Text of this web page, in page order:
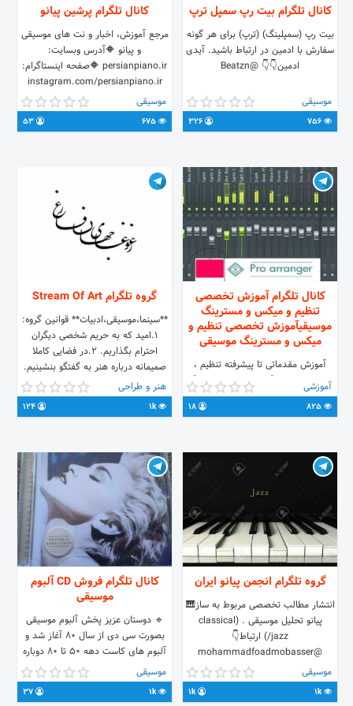
کانال تلگرام بیت رپ سمپل ترپ
بیت رپ (سمپلینگ) (ترپ) برای هر گونه
سفارش با ادمین در ارتباط باشید. آیدی
ادمین👇👇 @Beatzn
موسیقی
کانال تلگرام پرشین پیانو
مرجع آموزش، اخبار و نت های موسیقی
و پیانو 🔶آدرس وبسایت:
persianpiano.ir 🔶صفحه اینستاگرام:
instagram.com/persianpiano.ir
موسیقی
کانال تلگرام آموزش تخصصی
تنظیم و میکس و مسترینگ
موسیقیآموزش تخصصی تنظیم و
میکس و مسترینگ موسیقی
آموزش مقدماتی تا پیشرفته تنظیم ،
میکس و مسترینگ ، FL Studio و دیگر
آموزش های مرتبط با موسیقی
آموزشی
گروه تلگرام Stream Of Art
**سینما،موسیقی،ادبیات** قوانین گروه:
1.امید که به حریم شخصی دیگران
احترام بگذاریم. 2.در فضایی کاملا
صمیمانه درباره هنر به گفتگو بنشینیم.
3.از توهین و آزار و اذیت کردن دوری
کنیم. 4.چت‌هایی خارج از مسئله هنر
ممنوع است
هنر و طراحی
1k
گروه تلگرام انجمن پیانو ایران
انتشار مطالب تخصصی مربوط به ساز🎹
پیانو تحلیل موسیقی . (classical
/jazz) ارتباط👇
@mohammadfoadmobasser
موسیقی
1k
1k
کانال تلگرام فروش CD آلبوم
موسیقی
🔹 دوستان عزیز پخش آلبوم موسیقی
بصورت سی دی از سال 80 آغاز شد و
آلبوم های کاست دهه 50 تا 80 دوباره
بصورت cd منتشر منتشر شدند اما این
آلبومهای قدیمی تا سال 2008 روی cd
منتشر شدند و بعد آن دیگر منتشر نشد
موسیقی
1k